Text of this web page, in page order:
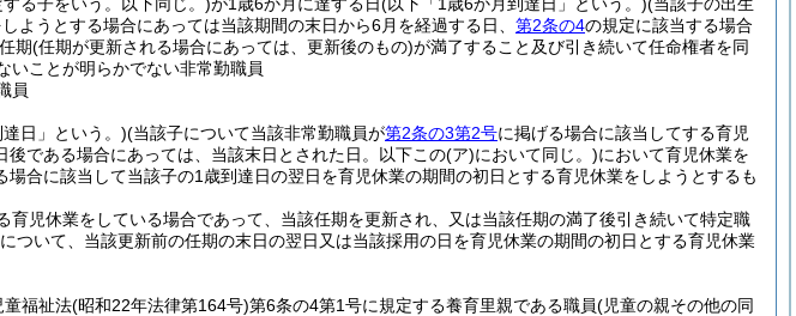
ようとする場合にあっては当該期間の末日から6月を経過する日、第2条の4の規定に該当する場合
期(任期が更新される場合にあっては、更新後のもの)が満了すること及び引き続いて任命権者を同
いことが明らかでない非常勤職員
員
日」という。)(当該子について当該非常勤職員が第2条の3第2号に掲げる場合に該当してする育児
である場合にあっては、当該末日とされた日。以下この(ア)において同じ。)において育児休業を
場合に該当して当該子の1歳到達日の翌日を育児休業の期間の初日とする育児休業をしようとするも
育児休業をしている場合であって、当該任期を更新され、又は当該任期の満了後引き続いて特定職
ついて、当該更新前の任期の末日の翌日又は当該採用の日を育児休業の期間の初日とする育児休業
童福祉法(昭和22年法律第164号)第6条の4第1号に規定する養育里親である職員(児童の親その他の同